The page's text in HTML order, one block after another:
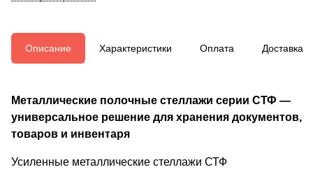
Описание Характеристики Оплата Доставка
Металлические полочные стеллажи серии СТФ —
универсальное решение для хранения документов,
товаров и инвентаря
Усиленные металлические стеллажи СТФ